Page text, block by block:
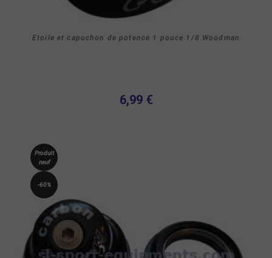
Etoile et capuchon de potence 1 pouce 1/8 Woodman
6,99 €
Produit
neuf
-60%